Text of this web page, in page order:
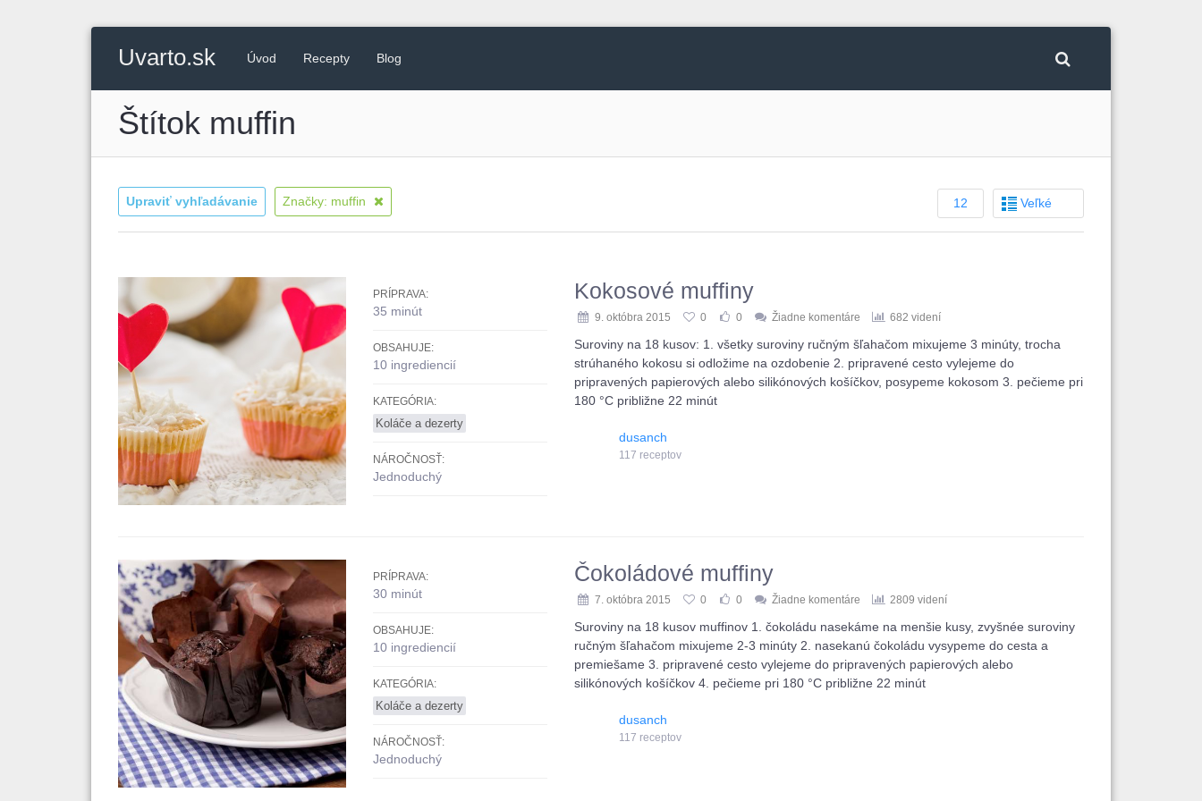
Uvarto.sk Úvod Recepty Blog
Štítok muffin
Upraviť vyhľadávanie Značky: muffin Veľké
12
PRÍPRAVA:
35 minút
OBSAHUJE:
10 ingrediencií
KATEGÓRIA:
Koláče a dezerty
NÁROČNOSŤ:
Jednoduchý
Kokosové muffiny
9. októbra 2015 0 0 Žiadne komentáre 682 videní
Suroviny na 18 kusov: 1. všetky suroviny ručným šľahačom mixujeme 3 minúty, trocha
strúhaného kokosu si odložime na ozdobenie 2. pripravené cesto vylejeme do
pripravených papierových alebo silikónových košíčkov, posypeme kokosom 3. pečieme pri
180 °C približne 22 minút
dusanch
117 receptov
PRÍPRAVA:
30 minút
OBSAHUJE:
10 ingrediencií
KATEGÓRIA:
Koláče a dezerty
NÁROČNOSŤ:
Jednoduchý
Čokoládové muffiny
7. októbra 2015 0 0 Žiadne komentáre 2809 videní
Suroviny na 18 kusov muffinov 1. čokoládu nasekáme na menšie kusy, zvyšnée suroviny
ručným šľahačom mixujeme 2-3 minúty 2. nasekanú čokoládu vysypeme do cesta a
premiešame 3. pripravené cesto vylejeme do pripravených papierových alebo
silikónových košíčkov 4. pečieme pri 180 °C približne 22 minút
dusanch
117 receptov